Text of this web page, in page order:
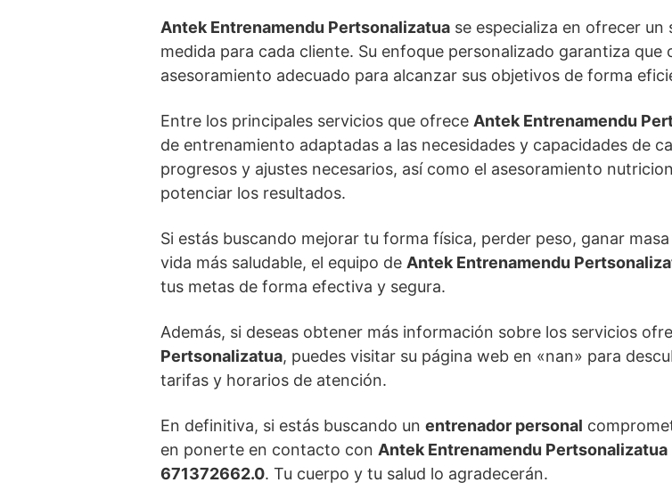
Antek Entrenamendu Pertsonalizatua se especializa en ofrecer un
medida para cada cliente. Su enfoque personalizado garantiza que
asesoramiento adecuado para alcanzar sus objetivos de forma
Entre los principales servicios que ofrece Antek Entrenamendu
de entrenamiento adaptadas a las necesidades y capacidades de
progresos y ajustes necesarios, así como el asesoramiento
potenciar los resultados.
Si estás buscando mejorar tu forma física, perder peso, ganar
vida más saludable, el equipo de Antek Entrenamendu
tus metas de forma efectiva y segura.
Además, si deseas obtener más información sobre los servicios
Pertsonalizatua, puedes visitar su página web en «nan» para
tarifas y horarios de atención.
En definitiva, si estás buscando un entrenador personal
en ponerte en contacto con Antek Entrenamendu Pertsonalizatua
671372662.0. Tu cuerpo y tu salud lo agradecerán.